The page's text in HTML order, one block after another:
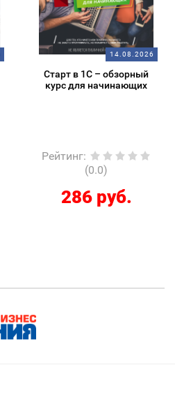
14.08.2026
Старт в 1С – обзорный
курс для начинающих
Рейтинг:
(0.0)
286 руб.